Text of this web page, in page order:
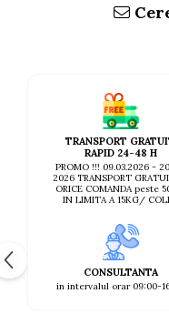
TRANSPORT
RAPID 24-48 H
PROMO !!! 09.03.2026 -
2026 TRANSPORT
ORICE COMANDA peste
IN LIMITA A 15KG/
CONSULTANTA
in intervalul orar 09:00-